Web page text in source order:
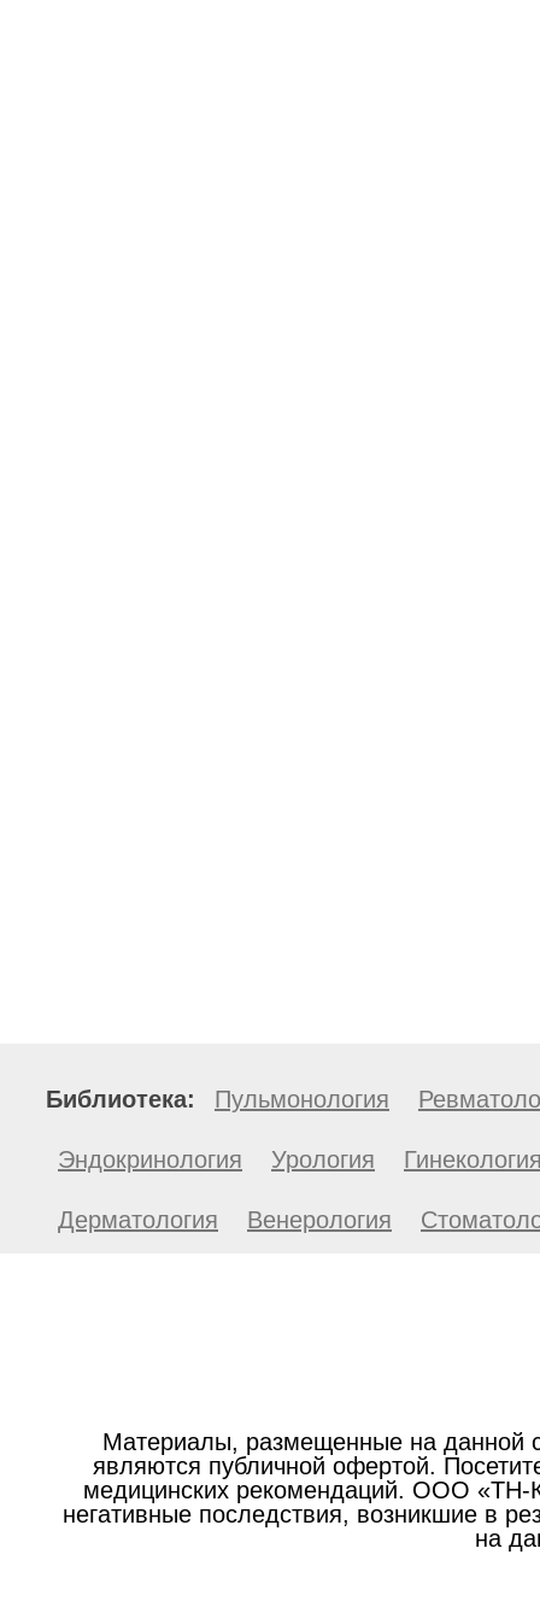
Библиотека: Пульмонология
Эндокринология Урология
Дерматология Венерология
Материалы, размещенные на данной
являются публичной офертой.
медицинских рекомендаций. ООО «ТН-
негативные последствия, возникшие в
на